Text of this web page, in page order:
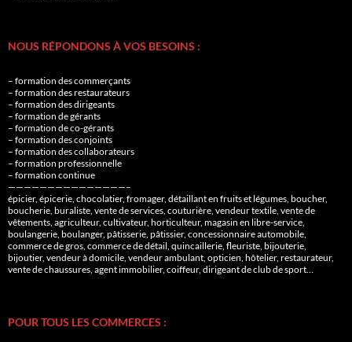
NOUS RÉPONDONS À VOS BESOINS :
– formation des commerçants
– formation des restaurateurs
– formation des dirigeants
– formation de gérants
– formation de co-gérants
– formation des conjoints
– formation des collaborateurs
– formation professionnelle
– formation continue
———————————————–
épicier, épicerie, chocolatier, fromager, détaillant en fruits et légumes, boucher,
boucherie, buraliste, vente de services, couturière, vendeur textile, vente de
vêtements, agriculteur, cultivateur, horticulteur, magasin en libre-service,
boulangerie, boulanger, pâtisserie, pâtissier, concessionnaire automobile,
commerce de gros, commerce de détail, quincaillerie, fleuriste, bijouterie,
bijoutier, vendeur à domicile, vendeur ambulant, opticien, hôtelier, restaurateur,
vente de chaussures, agent immobilier, coiffeur, dirigeant de club de sport…
POUR TOUS LES COMMERCES :